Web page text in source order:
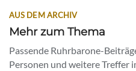
AUS DEM ARCHIV
Mehr zum Thema
Passende Ruhrbarone-
Personen und weitere Treffer